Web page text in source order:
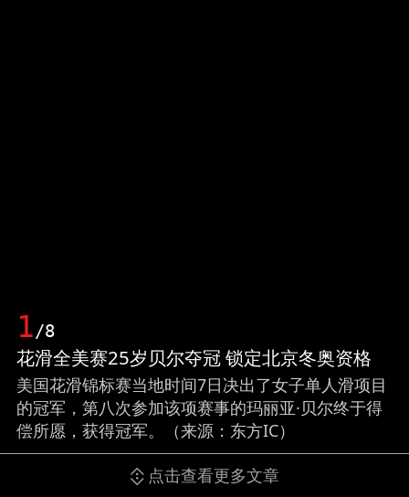
1/8
花滑全美赛25岁贝尔夺冠 锁定北京冬奥资格
美国花滑锦标赛当地时间7日决出了女子单人滑项目
的冠军，第八次参加该项赛事的玛丽亚·贝尔终于得
偿所愿，获得冠军。（来源：东方IC）
点击查看更多文章